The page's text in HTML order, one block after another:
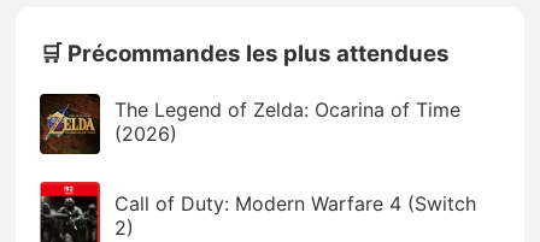
🛒 Précommandes les plus attendues
The Legend of Zelda: Ocarina of Time
(2026)
Call of Duty: Modern Warfare 4 (Switch
2)